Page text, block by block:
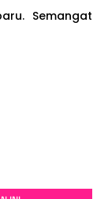
Semangat